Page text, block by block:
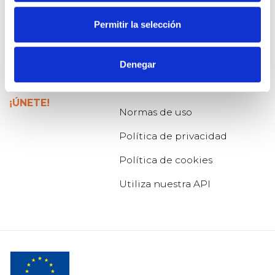
Permitir la selección
Denegar
RESPUESTAS
¡ÚNETE!
Quiénes somos
¿Quieres saber más?
Organizaciones
Normas de uso
Política de privacidad
Política de cookies
Utiliza nuestra API